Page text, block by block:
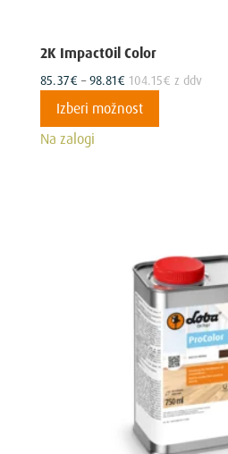
2K ImpactOil Color
85.37€ – 98.81€Cenovni
razpon:
104.15€ z ddv
Izberi možnost
izdelek
izberete
na
strani
izdelka
Na zalogi